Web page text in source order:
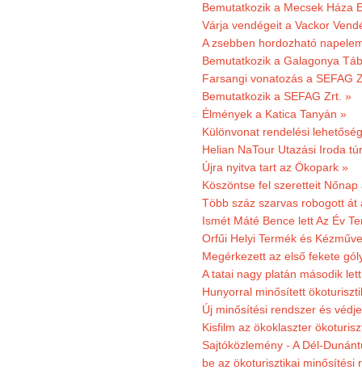
Bemutatkozik a Mecsek Háza
Várja vendégeit a Vackor
A zsebben hordozható
Bemutatkozik a Galagonya
Farsangi vonatozás a SEFAG
Bemutatkozik a SEFAG Zrt. »
Élmények a Katica Tanyán »
Különvonat rendelési
Helian NaTour Utazási Iroda
Újra nyitva tart az Ökopark »
Köszöntse fel szeretteit
Több száz szarvas robogott át
Ismét Máté Bence lett Az Év
Orfűi Helyi Termék és
Megérkezett az első fekete
A tatai nagy platán második
Hunyorral minősített
Új minősítési rendszer és
Kisfilm az ökoklaszter
Sajtóközlemény - A Dél-
be az ökoturisztikai minősítési